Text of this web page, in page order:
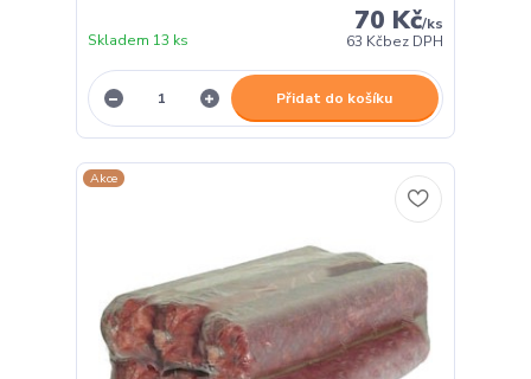
70 Kč/ks
63 Kčbez DPH
Skladem 13 ks
Přidat do košíku
Akce